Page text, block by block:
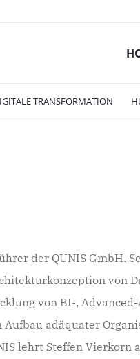
TRANSFORMATION
der QUNIS GmbH.
von
von BI-,
adäquater
lehrt Steffen Vierkorn